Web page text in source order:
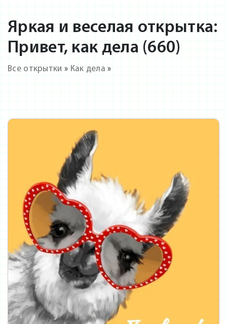
Яркая и веселая открытка:
Привет, как дела (660)
Все открытки » Как дела »